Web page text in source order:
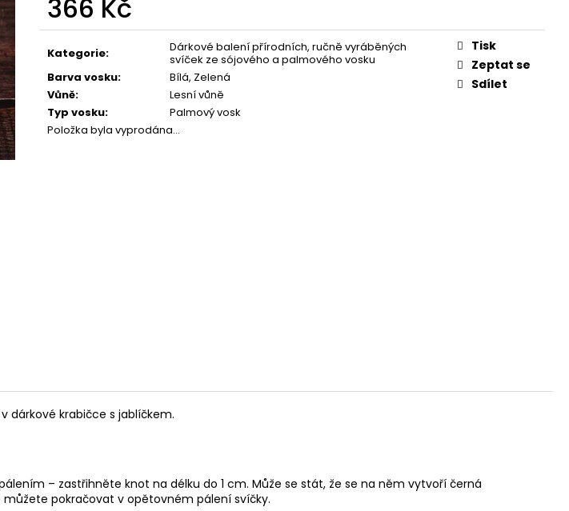
366 Kč
Měrná
Kategorie:
Dárkové balení přírodních, ručně vyráběných
svíček ze sójového a palmového vosku
Barva vosku:
Bílá, Zelená
Vůně:
Lesní vůně
Typ vosku:
Palmový vosk
Položka byla vyprodána…
Tisk
Zeptat se
Sdílet
dárkové krabičce s jablíčkem.
– zastřihněte knot na délku do 1 cm. Může se stát, že se na něm vytvoří černá
pokračovat v opětovném pálení svíčky.
SÓJOVÁ -
DEEP
PŘÍRODNÍ VONNÁ SVÍČKA PALMOVÁ -
AROMKA - MINI WHISKOVKA, 90 ML -
VANILKA